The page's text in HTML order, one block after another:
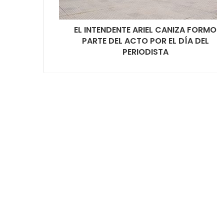
EL INTENDENTE ARIEL CANIZA FORMO
PARTE DEL ACTO POR EL DÍA DEL
PERIODISTA